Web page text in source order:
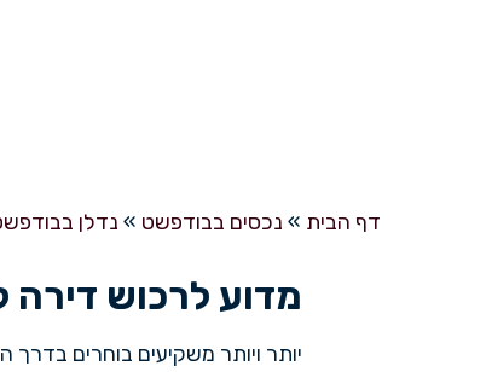
דף הבית » נכסים בבודפשט » נדלן
מדוע לרכוש
יותר ויותר משקיעים בוחרים